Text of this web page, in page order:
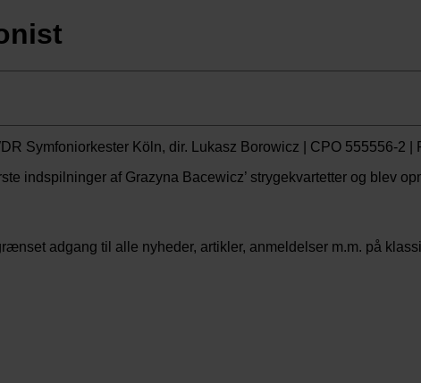
indspilninger af Grazyna Bacewicz’ strygekvartetter og blev
adgang til alle nyheder, artikler, anmeldelser m.m. på